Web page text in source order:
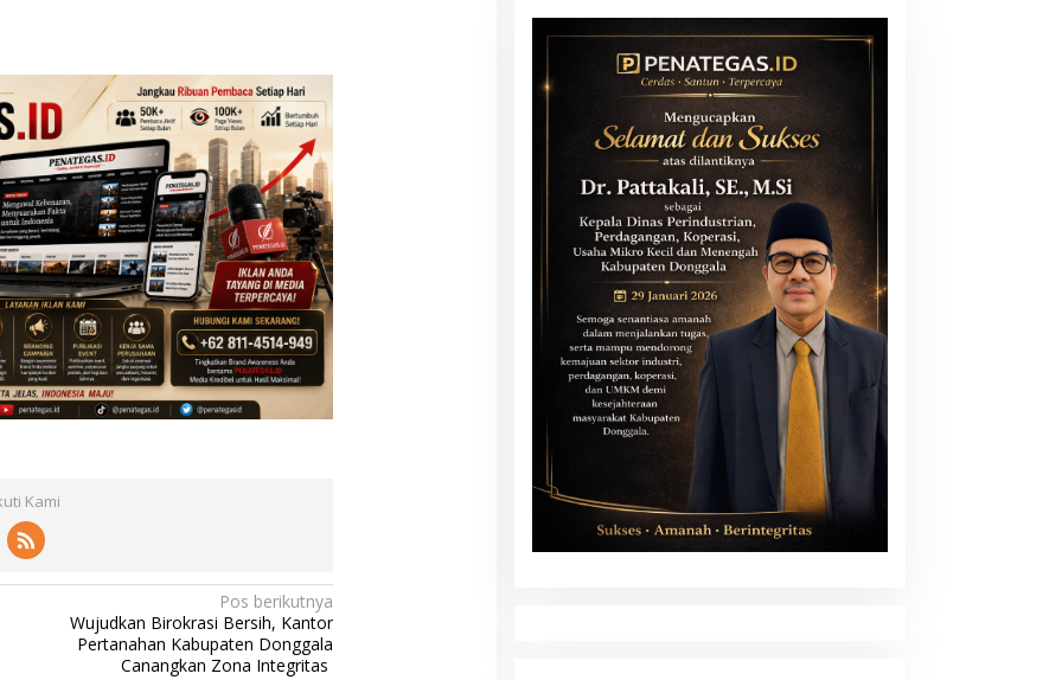
Kami
Pos berikutnya
Wujudkan Birokrasi Bersih, Kantor
Pertanahan Kabupaten Donggala
Canangkan Zona Integritas